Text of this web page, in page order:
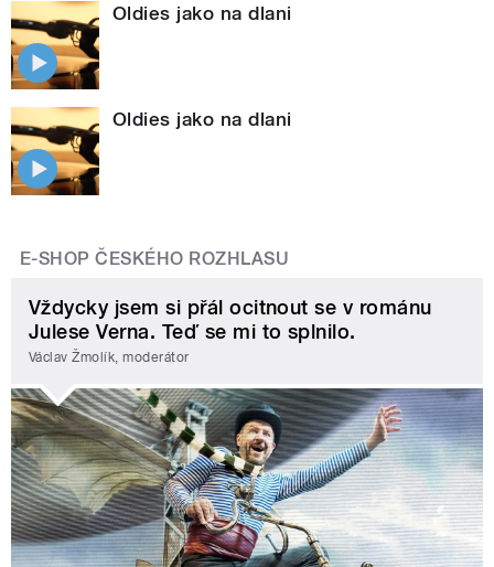
Oldies jako na dlani
Oldies jako na dlani
E-SHOP ČESKÉHO ROZHLASU
Vždycky jsem si přál ocitnout se v románu
Julese Verna. Teď se mi to splnilo.
Václav Žmolík, moderátor